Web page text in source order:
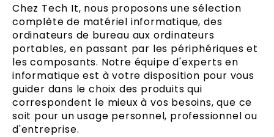
Chez Tech It, nous proposons une sélection
complète de matériel informatique, des
ordinateurs de bureau aux ordinateurs
portables, en passant par les périphériques et
les composants. Notre équipe d'experts en
informatique est à votre disposition pour vous
guider dans le choix des produits qui
correspondent le mieux à vos besoins, que ce
soit pour un usage personnel, professionnel ou
d'entreprise.